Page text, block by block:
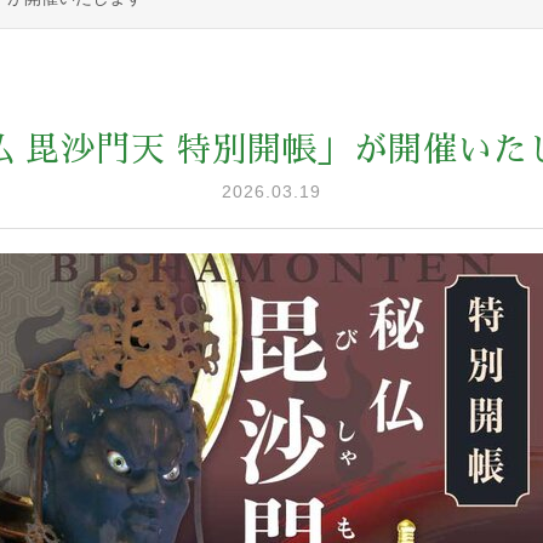
毘沙門天 特別開帳」が開催いた
2026.03.19